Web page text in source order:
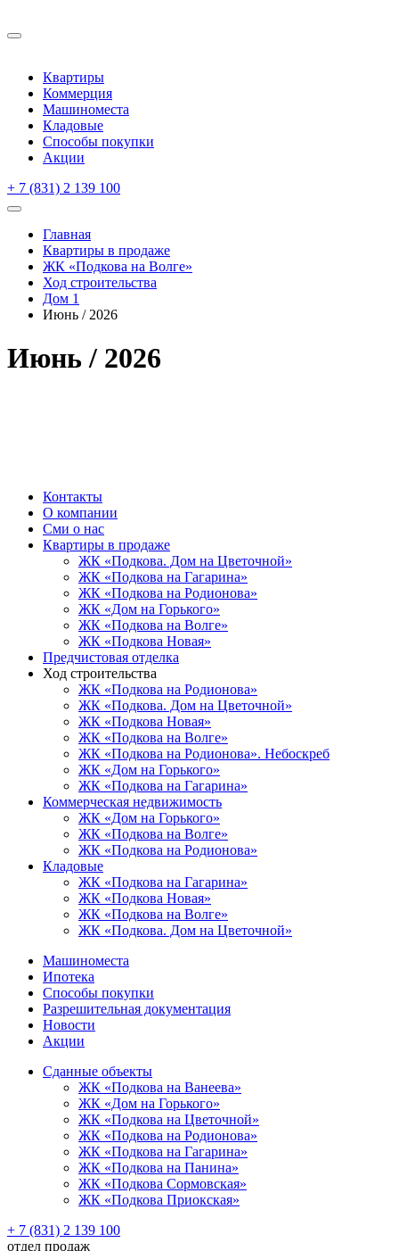
Квартиры
Коммерция
Машиноместа
Кладовые
Способы покупки
Акции
+ 7 (831) 2 139 100
Главная
Квартиры в продаже
ЖК «Подкова на Волге»
Ход строительства
Дом 1
Июнь / 2026
Июнь / 2026
Контакты
О компании
Сми о нас
Квартиры в продаже
ЖК «Подкова. Дом на Цветочной»
ЖК «Подкова на Гагарина»
ЖК «Подкова на Родионова»
ЖК «Дом на Горького»
ЖК «Подкова на Волге»
ЖК «Подкова Новая»
Предчистовая отделка
Ход строительства
ЖК «Подкова на Родионова»
ЖК «Подкова. Дом на Цветочной»
ЖК «Подкова Новая»
ЖК «Подкова на Волге»
ЖК «Подкова на Родионова». Небоскреб
ЖК «Дом на Горького»
ЖК «Подкова на Гагарина»
Коммерческая недвижимость
ЖК «Дом на Горького»
ЖК «Подкова на Волге»
ЖК «Подкова на Родионова»
Кладовые
ЖК «Подкова на Гагарина»
ЖК «Подкова Новая»
ЖК «Подкова на Волге»
ЖК «Подкова. Дом на Цветочной»
Машиноместа
Ипотека
Способы покупки
Разрешительная документация
Новости
Акции
Сданные объекты
ЖК «Подкова на Ванеева»
ЖК «Дом на Горького»
ЖК «Подкова на Цветочной»
ЖК «Подкова на Родионова»
ЖК «Подкова на Гагарина»
ЖК «Подкова на Панина»
ЖК «Подкова Сормовская»
ЖК «Подкова Приокская»
+ 7 (831) 2 139 100
отдел продаж